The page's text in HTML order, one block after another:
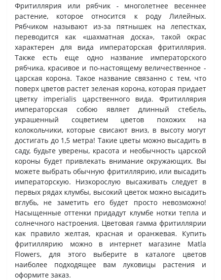
Фритиллярия или рябчик - многолетнее весеннее
растение, которое относится к роду Лилейных.
Рябчиком называют из-за пятнышек на лепестках,
переводится как «шахматная доска», такой окрас
характерен для вида императорская фритиллярия.
Также есть еще одно название императорского
рябчика, красивое и по-настоящему величественное -
царская корона. Такое название связанно с тем, что
поверх цветов растет зеленая корона, которая придает
цветку imperialis царственного вида. Фритиллярия
императорская собою являет длинный стебель,
украшенный соцветием цветов похожих на
колокольчики, которые свисают вниз, в высоту могут
достигать до 1,5 метра! Такие цветы можно высадить в
саду, будьте уверены, красота и необычность царской
короны будет привлекать внимание окружающих. Вы
можете выбрать обычную фритиллярию, или высадить
императорскую. Низкорослую высаживать следует в
первых рядах клумбы, высокий цветок можно высадить
вглубь, не заметить его будет просто невозможно!
Насыщенные оттенки придадут клумбе нотки тепла и
солнечного настроения. Цветовая гамма фритиллярии
как правило желтая, красная и оранжевая. Купить
фритиллярию можно в интернет магазине Matla
Flowers, для этого выберите в каталоге цветов
наиболее подходящее вам луковицы растения и
оформите заказ.